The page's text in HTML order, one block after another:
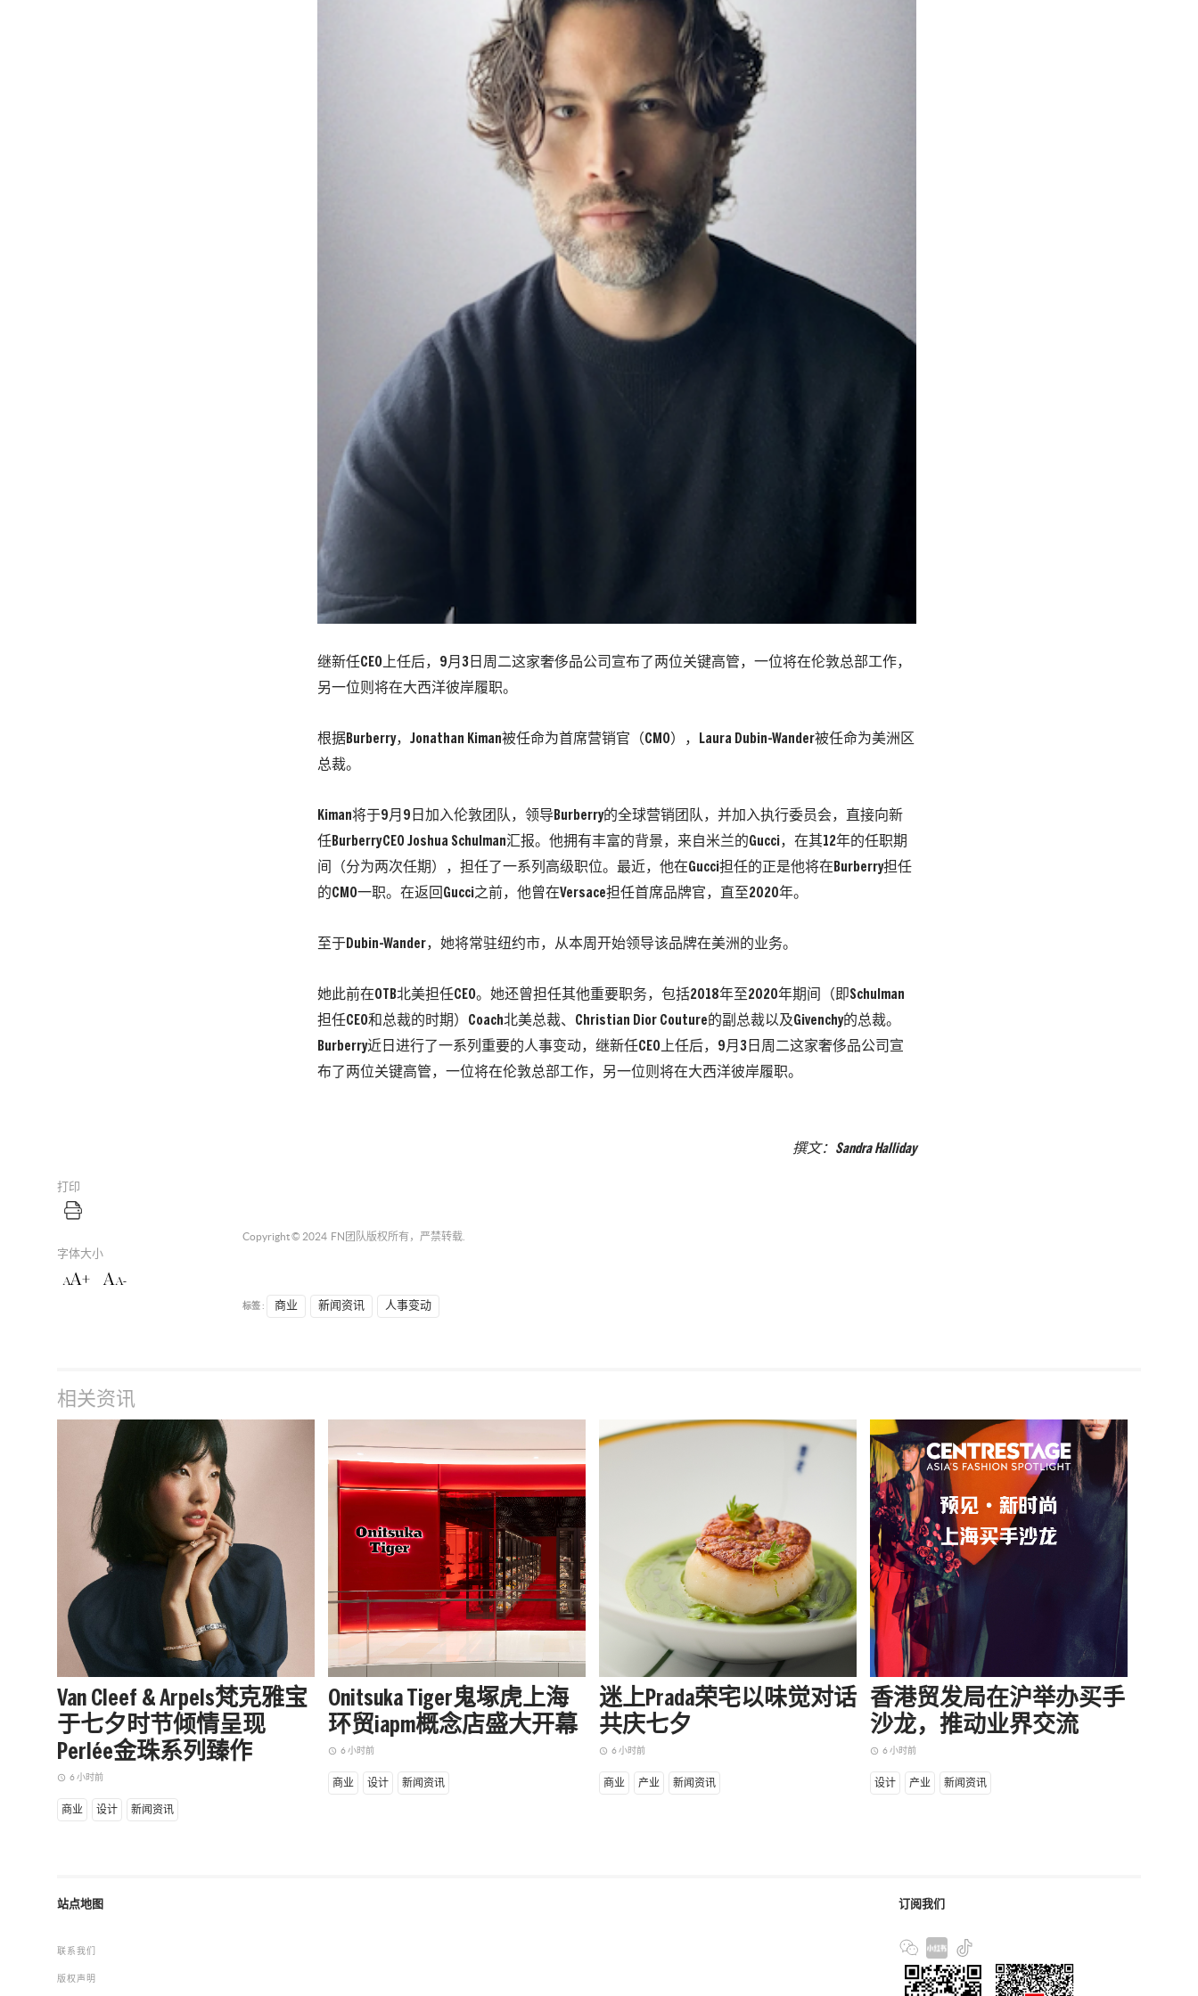
打印
字体大小
AA+ AA-
继新任CEO上任后，9月3日周二这家奢侈品公司宣布了两位关键高管，一位将在伦敦总部工作，
另一位则将在大西洋彼岸履职。
根据Burberry，Jonathan Kiman被任命为首席营销官（CMO），Laura Dubin-Wander被任命为美洲区
总裁。
Kiman将于9月9日加入伦敦团队，领导Burberry的全球营销团队，并加入执行委员会，直接向新
任Burberry CEO Joshua Schulman汇报。他拥有丰富的背景，来自米兰的Gucci，在其12年的任职期
间（分为两次任期），担任了一系列高级职位。最近，他在Gucci担任的正是他将在Burberry担任
的CMO一职。在返回Gucci之前，他曾在Versace担任首席品牌官，直至2020年。
至于Dubin-Wander，她将常驻纽约市，从本周开始领导该品牌在美洲的业务。
她此前在OTB北美担任CEO。她还曾担任其他重要职务，包括2018年至2020年期间（即Schulman
担任CEO和总裁的时期）Coach北美总裁、Christian Dior Couture的副总裁以及Givenchy的总裁。
Burberry近日进行了一系列重要的人事变动，继新任CEO上任后，9月3日周二这家奢侈品公司宣
布了两位关键高管，一位将在伦敦总部工作，另一位则将在大西洋彼岸履职。
撰文： Sandra Halliday
Copyright © 2024 FN团队 版权所有，严禁转载.
标签 : 商业 新闻资讯 人事变动
相关资讯
Van Cleef & Arpels梵克雅宝
于七夕时节倾情呈现
Perlée金珠系列臻作
access_time 6 小时前
商业 设计 新闻资讯
Onitsuka Tiger鬼塚虎上海
环贸iapm概念店盛大开幕
access_time 6 小时前
商业 设计 新闻资讯
迷上Prada荣宅以味觉对话
共庆七夕
access_time 6 小时前
商业 产业 新闻资讯
香港贸发局在沪举办买手
沙龙，推动业界交流
access_time 6 小时前
设计 产业 新闻资讯
订阅我们
站点地图
联系我们
版权声明